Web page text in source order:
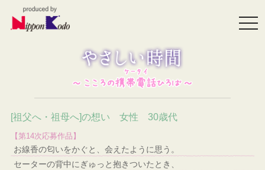
[祖父へ・祖母へ]の想い 女性 30歳代
【第14次応募作品】
お線香の匂いをかぐと、会えたように思う。
セーターの背中にぎゅっと抱きついたとき、